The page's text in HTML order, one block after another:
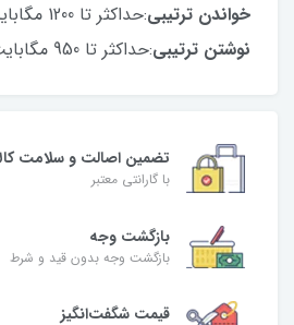
خواندن ترتیبی:حداکثر تا 1200 مگابایت بر ثانیه
نوشتن ترتیبی:حداکثر تا 950 مگابایت بر ثانیه
تضمین اصالت و سلامت
با گارانتی معتبر
بازگشت وجه
بازگشت وجه بدون قید و شرط
قیمت شگفت‌انگیز